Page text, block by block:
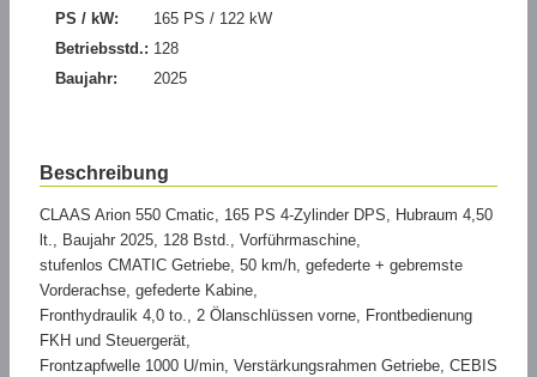
PS / kW:
165 PS / 122 kW
Betriebsstd.: 128
Baujahr:
2025
Beschreibung
CLAAS Arion 550 Cmatic, 165 PS 4-Zylinder DPS, Hubraum 4,50
lt., Baujahr 2025, 128 Bstd., Vorführmaschine,
stufenlos CMATIC Getriebe, 50 km/h, gefederte + gebremste
Vorderachse, gefederte Kabine,
Fronthydraulik 4,0 to., 2 Ölanschlüssen vorne, Frontbedienung
FKH und Steuergerät,
Frontzapfwelle 1000 U/min, Verstärkungsrahmen Getriebe, CEBIS